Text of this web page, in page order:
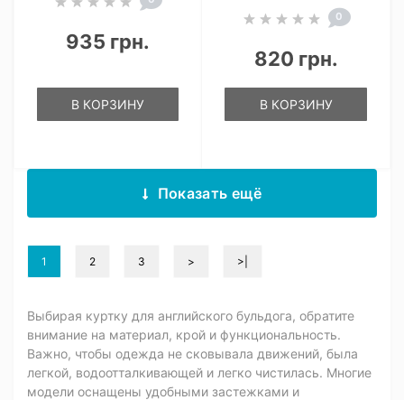
935 грн.
В КОРЗИНУ
0
820 грн.
В КОРЗИНУ
Показать ещё
1 2 3 > >|
Выбирая куртку для английского бульдога, обратите
внимание на материал, крой и функциональность.
Важно, чтобы одежда не сковывала движений, была
легкой, водоотталкивающей и легко чистилась. Многие
модели оснащены удобными застежками и